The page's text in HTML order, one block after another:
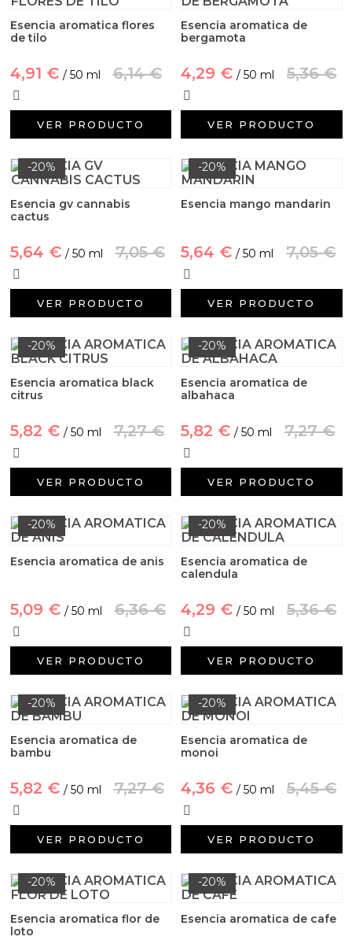
Esencia aromatica flores
de tilo
4,91 € / 50 ml 6,14 €
VER PRODUCTO
Esencia aromatica de
bergamota
4,29 € / 50 ml 5,36 €
VER PRODUCTO
-20%
Esencia gv cannabis
cactus
5,64 € / 50 ml 7,05 €
VER PRODUCTO
-20%
Esencia mango mandarin
5,64 € / 50 ml 7,05 €
VER PRODUCTO
-20%
Esencia aromatica black
citrus
5,82 € / 50 ml 7,27 €
VER PRODUCTO
-20%
Esencia aromatica de
albahaca
5,82 € / 50 ml 7,27 €
VER PRODUCTO
-20%
Esencia aromatica de anis
5,09 € / 50 ml 6,36 €
VER PRODUCTO
-20%
Esencia aromatica de
calendula
4,29 € / 50 ml 5,36 €
VER PRODUCTO
-20%
Esencia aromatica de
bambu
5,82 € / 50 ml 7,27 €
VER PRODUCTO
-20%
Esencia aromatica de
monoi
4,36 € / 50 ml 5,45 €
VER PRODUCTO
-20%
Esencia aromatica flor de
loto
-20%
Esencia aromatica de cafe